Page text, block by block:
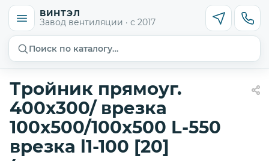
ВИНТЭЛ
Завод вентиляции · с 2017
Поиск по каталогу…
Тройник прямоуг.
400х300/ врезка
100х500/100х500 L-550
врезка l1-100 [20]